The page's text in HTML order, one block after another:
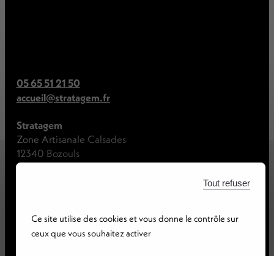
05 65 51 21 50
accueil@stratagem.fr
Stratagem
Zone Artisanale Calsades
12340 Bozouls
Ce site utilise des cookies et vous donne le contrôle sur
ceux que vous souhaitez activer
Tout refuser